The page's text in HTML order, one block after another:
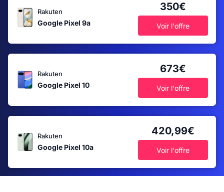
Rakuten
Google Pixel 9a
350€
Voir l'offre
Rakuten
Google Pixel 10
673€
Voir l'offre
Rakuten
Google Pixel 10a
420,99€
Voir l'offre